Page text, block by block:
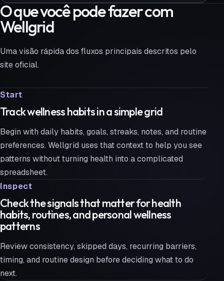
O que você pode fazer com
Wellgrid
Uma visão rápida dos fluxos principais descritos pelo
site oficial.
Start
Track wellness habits in a simple grid
Begin with daily habits, goals, streaks, notes, and routine
preferences. Wellgrid uses that context to help you see
patterns without turning health into a complicated
spreadsheet.
Inspect
Check the signals that matter for health
habits, routines, and personal wellness
patterns
Review consistency, skipped days, recurring barriers,
timing, and routine design before deciding what to do
next.